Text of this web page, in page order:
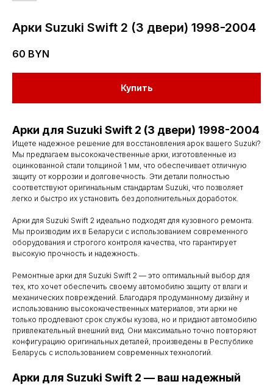
Арки Suzuki Swift 2 (3 двери) 1998-2004
60 BYN
Купить
Арки для Suzuki Swift 2 (3 двери) 1998-2004
Ищете надежное решение для восстановления арок вашего Suzuki?
Мы предлагаем высококачественные арки, изготовленные из
оцинкованной стали толщиной 1 мм, что обеспечивает отличную
защиту от коррозии и долговечность. Эти детали полностью
соответствуют оригинальным стандартам Suzuki, что позволяет
легко и быстро их установить без дополнительных доработок.
Арки для Suzuki Swift 2 идеально подходят для кузовного ремонта.
Мы производим их в Беларуси с использованием современного
оборудования и строгого контроля качества, что гарантирует
высокую прочность и надежность.
Ремонтные арки для Suzuki Swift 2 — это оптимальный выбор для
тех, кто хочет обеспечить своему автомобилю защиту от влаги и
механических повреждений. Благодаря продуманному дизайну и
использованию высококачественных материалов, эти арки не
только продлевают срок службы кузова, но и придают автомобилю
привлекательный внешний вид. Они максимально точно повторяют
конфигурацию оригинальных деталей, произведены в Республике
Беларусь с использованием современных технологий.
Арки для Suzuki Swift 2 — ваш надежный
Контакты